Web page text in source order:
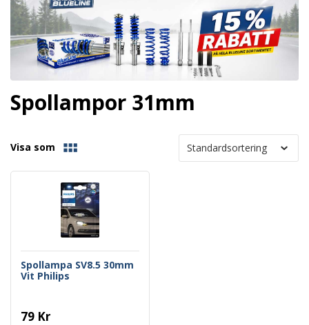
Spollampor 31mm
Visa som
Spollampa SV8.5 30mm
Vit Philips
79 Kr